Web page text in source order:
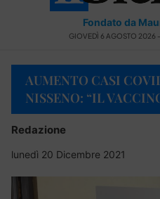
Fondato da
GIOVEDÌ 6 AGOSTO 2026
AUMENTO CASI
NISSENO: “IL
Redazione
lunedì 20 Dicembre 2021